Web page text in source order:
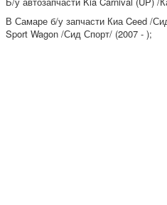
В Самаре б/у запчасти Киа Ceed /
Sport Wagon /Сид Спорт/ (2007 - );